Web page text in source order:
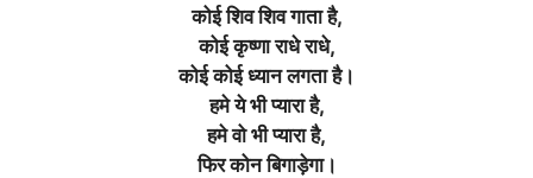
कोई शिव शिव गाता है,
कोई कृष्णा राधे राधे,
कोई कोई ध्यान लगता है।
हमे ये भी प्यारा है,
हमे वो भी प्यारा है,
फिर कोन बिगाड़ेगा।